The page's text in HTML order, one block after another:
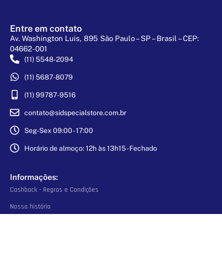
Entre em contato
Av. Washington Luis, 895 São Paulo – SP – Brasil – CEP:
04662-001
(11) 5548-2094
(11) 5687-8079
(11) 99787-9516
contato@sidspecialstore.com.br
Seg-Sex 09:00 - 17:00
Horário de almoço: 12h às 13h15 - Fechado
Informações:
Cashback - Regras e Condições
Nossa história